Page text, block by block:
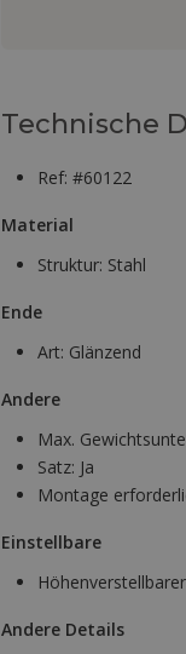
Technische
Ref: #60122
Material
Struktur: Stahl
Ende
Art: Glänzend
Andere
Max.
Satz: Ja
Montage
Einstellbare
Andere Details